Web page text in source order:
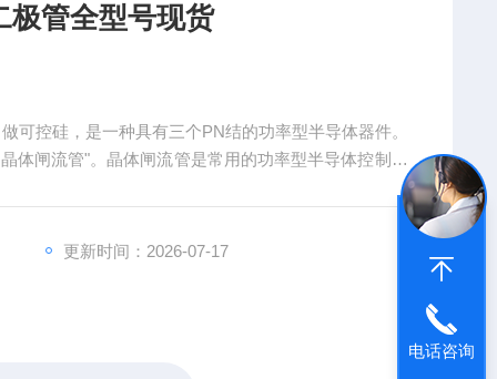
管全型号现货
可控硅，是一种具有三个PN结的功率型半导体器件。
体闸流管"。晶体闸流管是常用的功率型半导体控制器
更新时间：2026-07-17
电话咨询